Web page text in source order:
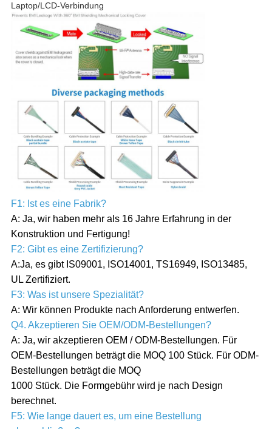
Laptop/LCD-Verbindung
F1: Ist es eine Fabrik?
A: Ja, wir haben mehr als 16 Jahre Erfahrung in der
Konstruktion und Fertigung!
F2: Gibt es eine Zertifizierung?
A:Ja, es gibt IS09001, ISO14001, TS16949, ISO13485,
UL Zertifiziert.
F3: Was ist unsere Spezialität?
A: Wir können Produkte nach Anforderung entwerfen.
Q4. Akzeptieren Sie OEM/ODM-Bestellungen?
A: Ja, wir akzeptieren OEM / ODM-Bestellungen. Für
OEM-Bestellungen beträgt die MOQ 100 Stück. Für ODM-
Bestellungen beträgt die MOQ
1000 Stück. Die Formgebühr wird je nach Design
berechnet.
F5: Wie lange dauert es, um eine Bestellung